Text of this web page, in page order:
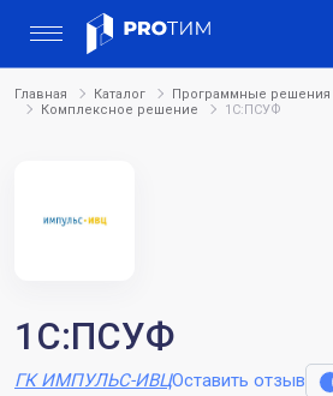
Главная Каталог Программные решения
Комплексное решение
1С:ПСУФ
1С:ПСУФ
ГК ИМПУЛЬС-ИВЦОставить отзыв